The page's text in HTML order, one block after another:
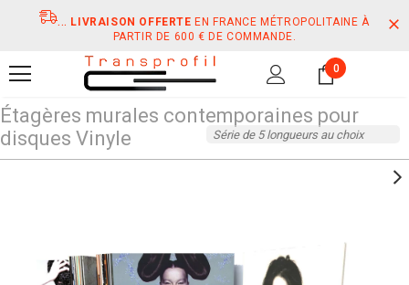
... LIVRAISON OFFERTE EN FRANCE MÉTROPOLITAINE À
PARTIR DE 600 € DE COMMANDE.
0
Étagères murales contemporaines pour
disques Vinyle
Série de 5 longueurs au choix